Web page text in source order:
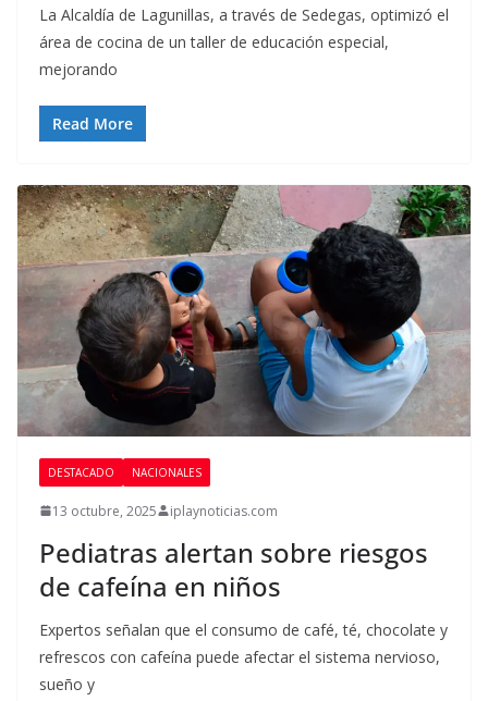
La Alcaldía de Lagunillas, a través de Sedegas, optimizó el
área de cocina de un taller de educación especial,
mejorando
Read More
DESTACADO NACIONALES
13 octubre, 2025 iplaynoticias.com
Pediatras alertan sobre riesgos
de cafeína en niños
Expertos señalan que el consumo de café, té, chocolate y
refrescos con cafeína puede afectar el sistema nervioso,
sueño y